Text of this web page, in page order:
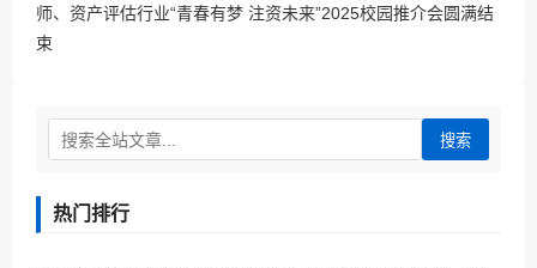
师、资产评估行业“青春有梦 注资未来”2025校园推介会圆满结
束
搜索
热门排行